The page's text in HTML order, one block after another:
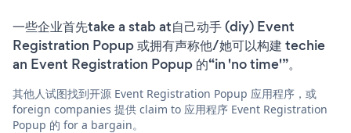
一些企业首先take a stab at自己动手 (diy) Event
Registration Popup 或拥有声称他/她可以构建 techie
an Event Registration Popup 的“in 'no time'”。
其他人试图找到开源 Event Registration Popup 应用程序，或
foreign companies 提供 claim to 应用程序 Event Registration
Popup 的 for a bargain。